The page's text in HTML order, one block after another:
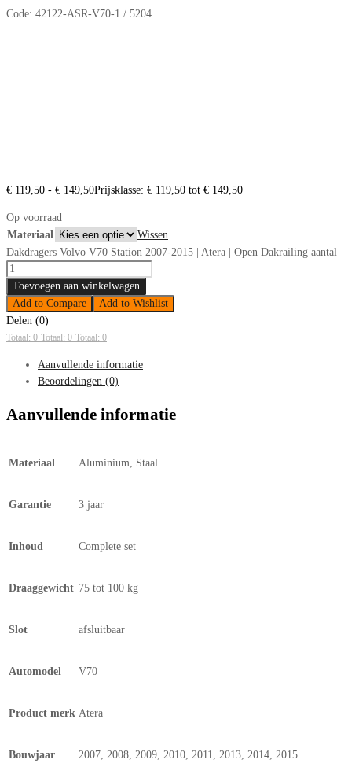
Code: 42122-ASR-V70-1 / 5204
€ 119,50 - € 149,50Prijsklasse: € 119,50 tot € 149,50
Op voorraad
Materiaal
Wissen
Dakdragers Volvo V70 Station 2007-2015 | Atera | Open Dakrailing aantal
Toevoegen aan winkelwagen
Add to Compare
Add to Wishlist
Delen (0)
Totaal: 0 Totaal: 0 Totaal: 0
Aanvullende informatie
Beoordelingen (0)
Aanvullende informatie
Materiaal Aluminium, Staal
Garantie 3 jaar
Inhoud Complete set
Draaggewicht 75 tot 100 kg
Slot afsluitbaar
Automodel V70
Product merk Atera
Bouwjaar 2007, 2008, 2009, 2010, 2011, 2013, 2014, 2015